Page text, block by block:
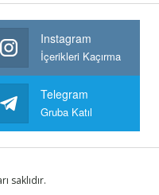
Instagram
İçerikleri Kaçırma
Telegram
Gruba Katıl
saklıdır.